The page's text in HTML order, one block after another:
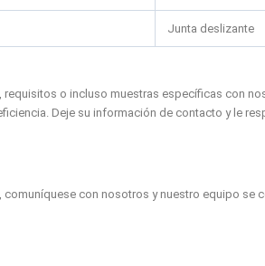
Junta deslizante
o incluso muestras específicas con
Deje su información de contacto y le
con nosotros y nuestro equipo se